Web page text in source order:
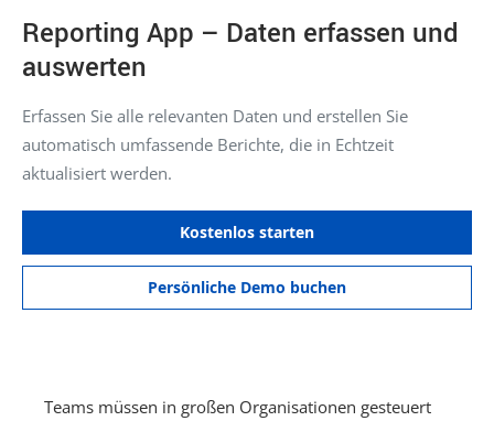
Reporting App – Daten erfassen und
auswerten
Erfassen Sie alle relevanten Daten und erstellen Sie
automatisch umfassende Berichte, die in Echtzeit
aktualisiert werden.
Kostenlos starten
Persönliche Demo buchen
Teams müssen in großen Organisationen gesteuert